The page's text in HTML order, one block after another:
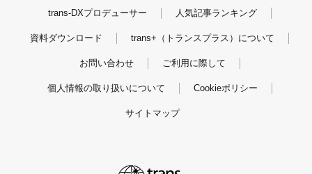
trans-DXプロデューサー 人気記事ランキング
資料ダウンロード trans+（トランスプラス）について
お問い合わせ ご利用に際して
個人情報の取り扱いについて Cookieポリシー
サイトマップ